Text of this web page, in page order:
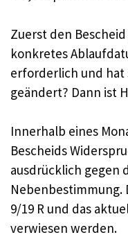
Zuerst den
konkretes
erforderlich und hat
geändert? Dann ist
Innerhalb eines
Bescheids
ausdrücklich gegen
Nebenbestimmung.
9/19 R und das
verwiesen werden.